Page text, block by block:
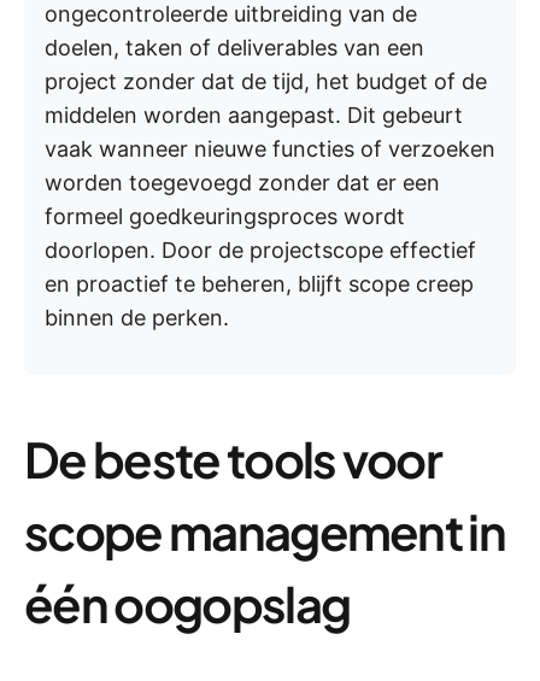
ongecontroleerde uitbreiding van de
doelen, taken of deliverables van een
project zonder dat de tijd, het budget of de
middelen worden aangepast. Dit gebeurt
vaak wanneer nieuwe functies of verzoeken
worden toegevoegd zonder dat er een
formeel goedkeuringsproces wordt
doorlopen. Door de projectscope effectief
en proactief te beheren, blijft scope creep
binnen de perken.
De beste tools voor
scope management in
één oogopslag